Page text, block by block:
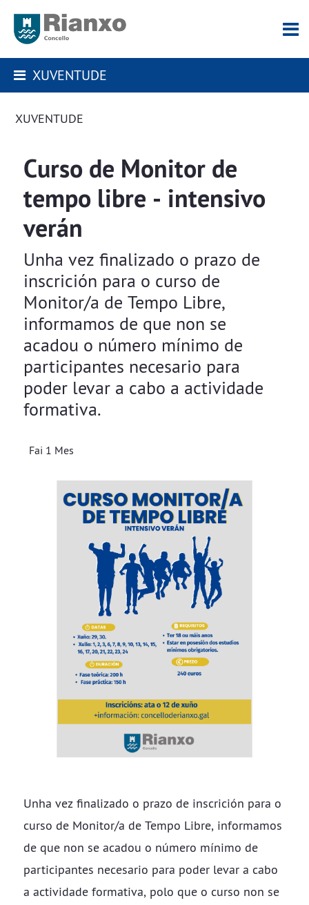
XUVENTUDE
XUVENTUDE
Curso de Monitor de
tempo libre - intensivo
verán
Unha vez finalizado o prazo de
inscrición para o curso de
Monitor/a de Tempo Libre,
informamos de que non se
acadou o número mínimo de
participantes necesario para
poder levar a cabo a actividade
formativa.
Fai 1 Mes
Unha vez finalizado o prazo de inscrición para o
curso de Monitor/a de Tempo Libre, informamos
de que non se acadou o número mínimo de
participantes necesario para poder levar a cabo
a actividade formativa, polo que o curso non se